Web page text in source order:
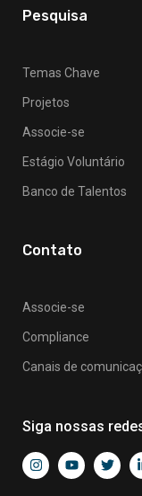
Pesquisa
Temas Chave
Projetos
Associe-se
Estágio Voluntário
Banco de Talentos
Contato
Associe-se
Compliance
Canais de
Siga nossas